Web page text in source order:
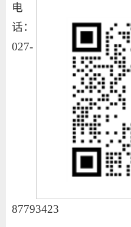
电
话：
027-
87793423